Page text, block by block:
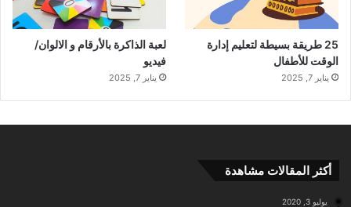
25 طريقة بسيطة لتعليم إدارة
الوقت للأطفال
يناير 7, 2025
لعبة الذاكرة بالأرقام و الالوان/
فيديو
يناير 7, 2025
أكثر المقالات مشاهدة
يوليو 3, 2020